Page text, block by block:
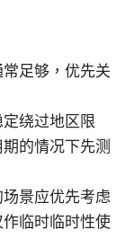
足够，优先关
绕过地区限
的情况下先测
景应优先考虑
临时临时性使